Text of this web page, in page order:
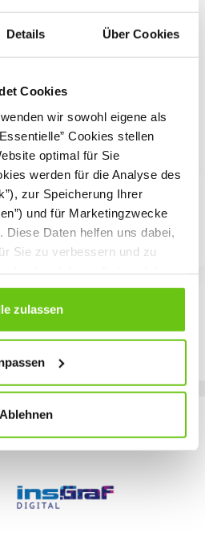
Details Über Cookies
Cookies
wir sowohl eigene als
Cookies stellen
optimal für Sie
werden für die Analyse des
zur Speicherung Ihrer
und für Marketingzwecke
Diese Daten helfen uns dabei,
Sie zu verbessern und zu
Sie Ihre Zustimmung,
– in diesem Fall werden nur
den Besuch unserer Website
auf die Schaltfläche unten
zur Datennutzung
zulassen
Ablehnen
269,90 € - 339,90 €